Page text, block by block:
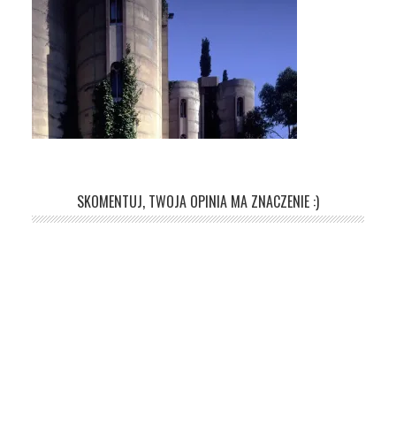
SKOMENTUJ, TWOJA OPINIA MA ZNACZENIE :)